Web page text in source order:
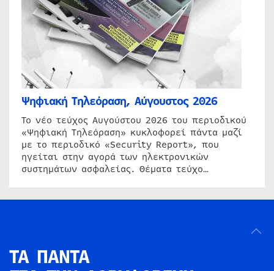
Ψηφιακή Τηλεόραση, Αύγουστος 2026
Το νέο τεύχος Αυγούστου 2026 του περιοδικού
«Ψηφιακή Τηλεόραση» κυκλοφορεί πάντα μαζί
με το περιοδικό «Security Report», που
ηγείται στην αγορά των ηλεκτρονικών
συστημάτων ασφαλείας. Θέματα τεύχο…
ΤΑ ΠΑΝΤΑ